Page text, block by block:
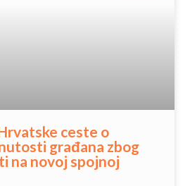
ceste o
građana zbog
na novoj spojnoj